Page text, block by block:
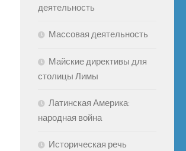
деятельность
Массовая деятельность
Майские директивы для
столицы Лимы
Латинская Америка:
народная война
Историческая речь